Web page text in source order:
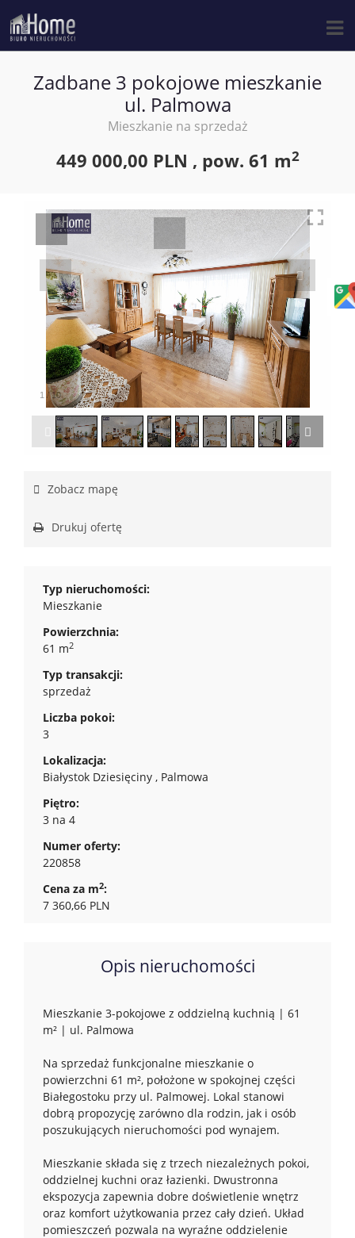
Zadbane 3 pokojowe mieszkanie
ul. Palmowa
Mieszkanie na sprzedaż
449 000,00 PLN , pow. 61 m2
1 /10
Zobacz mapę
Drukuj ofertę
Typ nieruchomości:
Mieszkanie
Powierzchnia:
61 m2
Typ transakcji:
sprzedaż
Liczba pokoi:
3
Lokalizacja:
Białystok Dziesięciny , Palmowa
Piętro:
3 na 4
Numer oferty:
220858
Cena za m2:
7 360,66 PLN
Opis nieruchomości
Mieszkanie 3-pokojowe z oddzielną kuchnią | 61
m² | ul. Palmowa
Na sprzedaż funkcjonalne mieszkanie o
powierzchni 61 m², położone w spokojnej części
Białegostoku przy ul. Palmowej. Lokal stanowi
dobrą propozycję zarówno dla rodzin, jak i osób
poszukujących nieruchomości pod wynajem.
Mieszkanie składa się z trzech niezależnych pokoi,
oddzielnej kuchni oraz łazienki. Dwustronna
ekspozycja zapewnia dobre doświetlenie wnętrz
oraz komfort użytkowania przez cały dzień. Układ
pomieszczeń pozwala na wyraźne oddzielenie